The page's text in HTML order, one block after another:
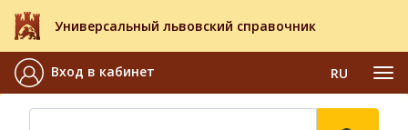
Универсальный львовский справочник
Вход в кабинет RU